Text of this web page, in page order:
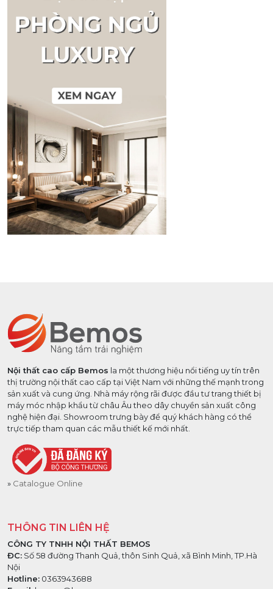
Nội thất cao cấp Bemos la một thương hiệu nổi tiếng uy tín trên
thị trường nội thất cao cấp tại Việt Nam với những thế mạnh trong
sản xuất và cung ứng. Nhà máy rộng rãi được đầu tư trang thiết bị
máy móc nhập khẩu từ châu Âu theo dây chuyền sản xuất công
nghệ hiện đại. Showroom trưng bày để quý khách hàng có thể
trực tiếp tham quan các mẫu thiết kế mới nhất.
Catalogue Online
THÔNG TIN LIÊN HỆ
CÔNG TY TNHH NỘI THẤT BEMOS
ĐC: Số 58 đường Thanh Quả, thôn Sinh Quả, xã Bình Minh, TP.Hà
Nội
Hotline: 0363943688